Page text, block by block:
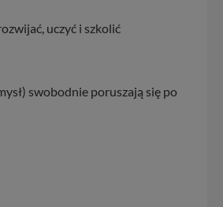
uczyć i szkolić
swobodnie poruszają się po